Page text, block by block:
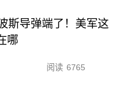
斯导弹端了！美军这
哪
阅读 6765